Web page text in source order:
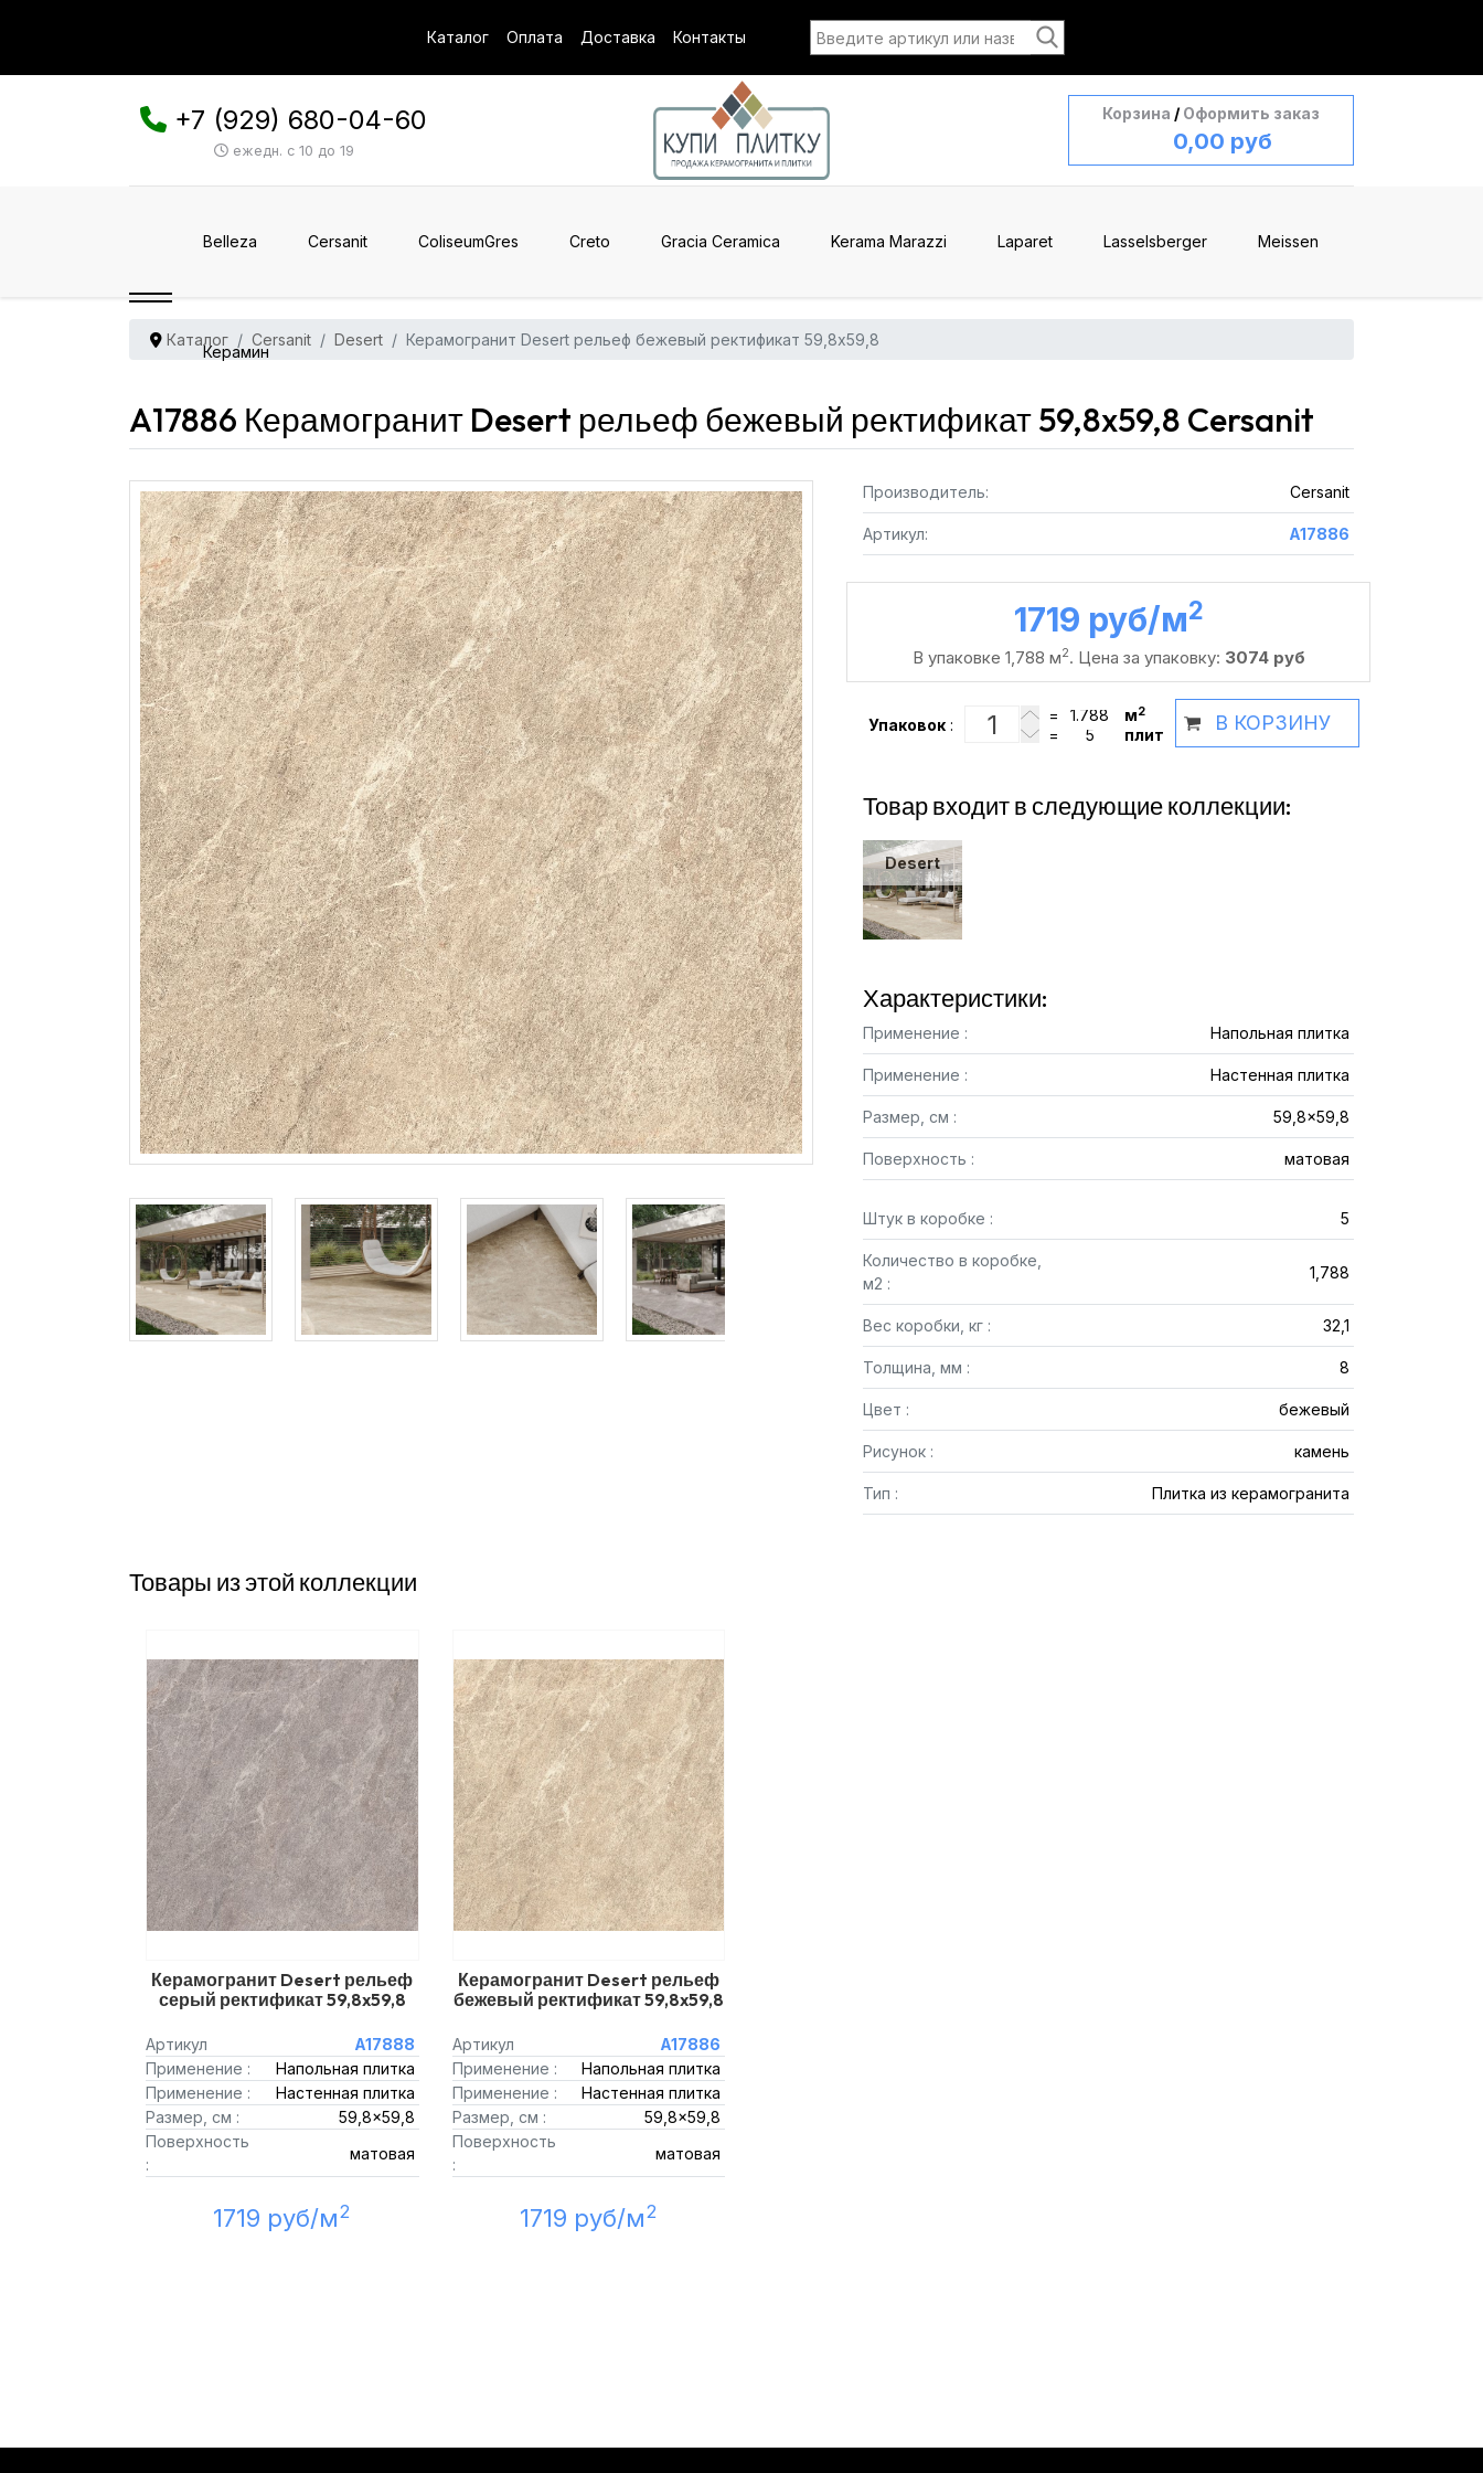
Каталог Оплата Доставка Контакты
+7 (929) 680-04-60
ежедн. с 10 до 19
Корзина / Оформить заказ
0,00 руб
Belleza Cersanit ColiseumGres Creto Gracia Ceramica Kerama Marazzi Laparet Lasselsberger Meissen
Керамин
Каталог Cersanit Desert Керамогранит Desert рельеф бежевый ректификат 59,8x59,8
A17886 Керамогранит Desert рельеф бежевый ректификат 59,8x59,8 Cersanit
Производитель: Cersanit
Артикул: A17886
1719 руб /м2
В упаковке 1,788 м2. Цена за упаковку: 3074 руб
Упаковок :
= м2
= плит
В КОРЗИНУ
Товар входит в следующие коллекции:
Desert
Характеристики:
Применение : Напольная плитка
Применение : Настенная плитка
Размер, см : 59,8x59,8
Поверхность : матовая
Штук в коробке : 5
Количество в коробке,
м2 :
1,788
Вес коробки, кг : 32,1
Толщина, мм : 8
Цвет : бежевый
Рисунок : камень
Тип : Плитка из керамогранита
Товары из этой коллекции
Керамогранит Desert рельеф
серый ректификат 59,8x59,8
Артикул
A17888
Применение :
Напольная плитка
Применение :
Настенная плитка
Размер, см :
59,8x59,8
Поверхность
:
матовая
1719 руб/м2
Керамогранит Desert рельеф
бежевый ректификат 59,8x59,8
Артикул
A17886
Применение :
Напольная плитка
Применение :
Настенная плитка
Размер, см :
59,8x59,8
Поверхность
:
матовая
1719 руб/м2